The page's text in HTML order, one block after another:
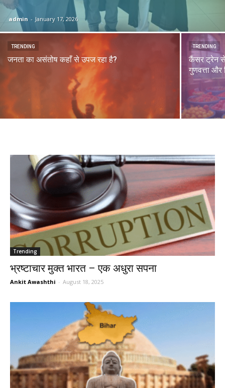
admin - January 17, 2026
TRENDING
जनता का असंतोष कहाँ से उपज रहा है?
TRENDING
कैंसर ट्रेन से
गुणवत्ता और
Trending
भ्रष्टाचार मुक्त भारत – एक अधुरा सपना
Ankit Awashthi - August 18, 2025